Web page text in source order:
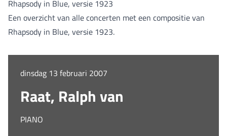
Rhapsody in Blue, versie 1923
Een overzicht van alle concerten met een compositie van
Rhapsody in Blue, versie 1923.
dinsdag 13 februari 2007
Raat, Ralph van
PIANO